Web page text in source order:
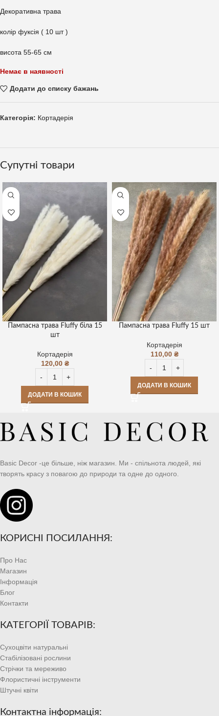
Декоративна трава
колір фуксія ( 10 шт )
висота 55-65 см
Немає в наявності
Додати до списку бажань
Категорія: Кортадерія
Супутні товари
Пампасна трава Fluffy біла 15
шт
Кортадерія
120,00 ₴
ДОДАТИ В КОШИК
Пампасна трава Fluffy 15 шт
Кортадерія
110,00 ₴
ДОДАТИ В КОШИК
Basic Decor -це більше, ніж магазин. Ми - спільнота людей, які
творять красу з повагою до природи та одне до одного.
КОРИСНІ ПОСИЛАННЯ:
Про Нас
Магазин
Інформація
Блог
Контакти
КАТЕГОРІЇ ТОВАРІВ:
Сухоцвіти натуральні
Стабілізовані рослини
Стрічки та мереживо
Флористичні інструменти
Штучні квіти
Контактна інформація: